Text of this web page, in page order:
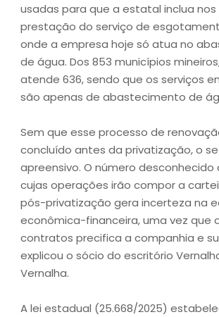
usadas para que a estatal inclua
prestação do serviço de
onde a empresa hoje só atua no
de água. Dos 853 municípios
atende 636, sendo que os serviços
são apenas de abastecimento de
Sem que esse processo de
concluído antes da privatização, o
apreensivo. O número
cujas operações irão compor a
pós-privatização gera incerteza na
econômica-financeira, uma vez que
contratos precifica a companhia e
explicou o sócio do escritório
Vernalha.
A lei estadual (25.668/2025)